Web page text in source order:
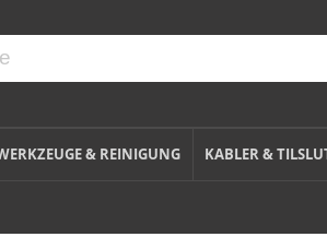
& REINIGUNG KABLER &